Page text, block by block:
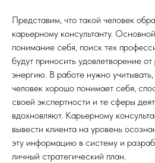
Представим, что такой человек
карьерному консультанту.
понимание себя, поиск тех
будут приносить удовлетворение
энергию. В работе нужно
человек хорошо понимает себя,
своей экспертности и те сферы
вдохновляют. Карьерному
вывести клиента на уровень
эту информацию в систему и
личный стратегический план.